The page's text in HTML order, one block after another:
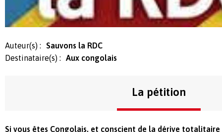
Auteur(s) :
Sauvons la RDC
Destinataire(s) :
Aux congolais
La pétition
Si vous êtes Congolais, et conscient de la dérive totalitaire